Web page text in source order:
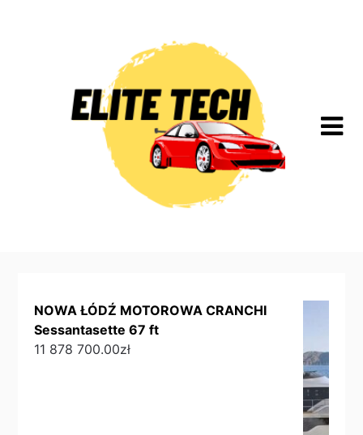
NOWA ŁÓDŹ MOTOROWA CRANCHI
Sessantasette 67 ft
11 878 700.00zł